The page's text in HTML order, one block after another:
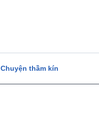
Chuyện thầm kín